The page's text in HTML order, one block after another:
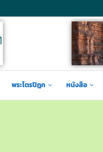
พระไตรปิฎก หนังสือ